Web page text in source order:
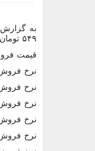
۵۴۹ تومان و قیمت خرید حواله دلار ۱۴۷ هزار و ۲۱۲ تومان است.
قیمت فروش حواله یورو نیز ۱۶۹
نرخ فروش حواله درهم
نرخ فروش حواله روبل
نرخ فروش حواله یوان چین ۲۱
نرخ فروش حواله روپیه
نرخ فروش حواله یکصد ین ژاپن